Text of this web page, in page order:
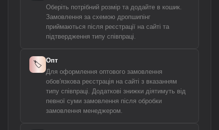
Оберіть потрібний розмір та додайте в кошик.
Замовлення за схемою дропшипінг
приймаються після реєстрації на сайті та
підтвердження типу співпраці.
🏷️ Опт
Для оформлення оптового замовлення
обов'язкова реєстрація на сайті з вказанням
типу співпраці. Додаткові знижки діятимуть від
певної суми замовлення після обробки
замовлення менеджером.